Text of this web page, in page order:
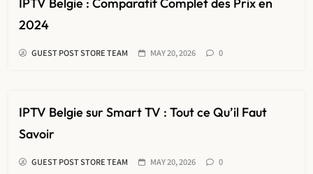
IPTV Belgie : Comparatif Complet des Prix en
2024
GUEST POST STORE TEAM MAY 20, 2026 0
IPTV Belgie sur Smart TV : Tout ce Qu’il Faut
Savoir
GUEST POST STORE TEAM MAY 20, 2026 0